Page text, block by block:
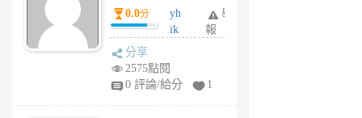
前
0.0分
yh
ik
tu
舉
報
分享
2575點閱
0 評論/給分
1